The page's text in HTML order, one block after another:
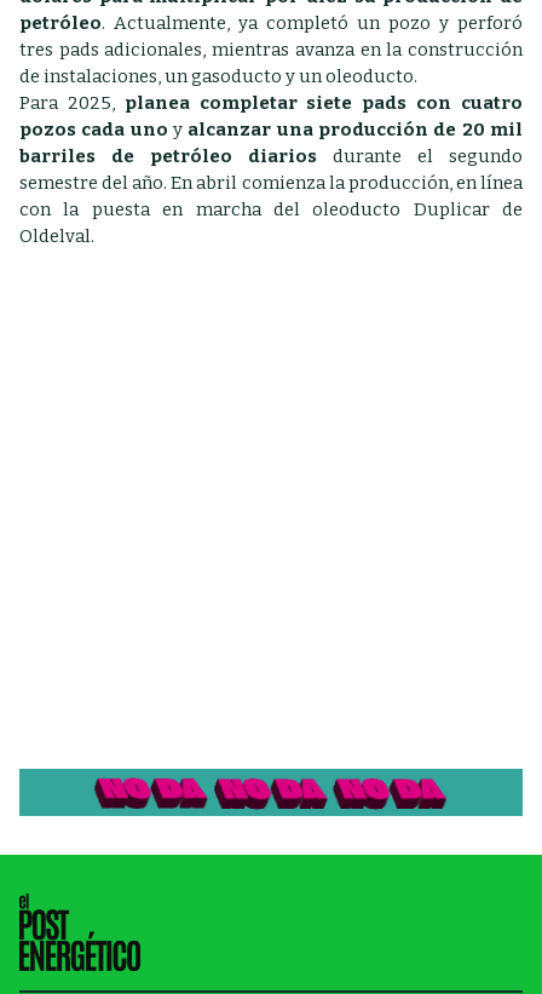
petróleo. Actualmente, ya completó un pozo y perforó
tres pads adicionales, mientras avanza en la construcción
de instalaciones, un gasoducto y un oleoducto.
Para 2025, planea completar siete pads con cuatro
pozos cada uno y alcanzar una producción de 20 mil
barriles de petróleo diarios durante el segundo
semestre del año. En abril comienza la producción, en línea
con la puesta en marcha del oleoducto Duplicar de
Oldelval.